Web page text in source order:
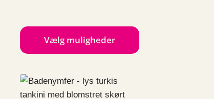
Vælg muligheder
vare